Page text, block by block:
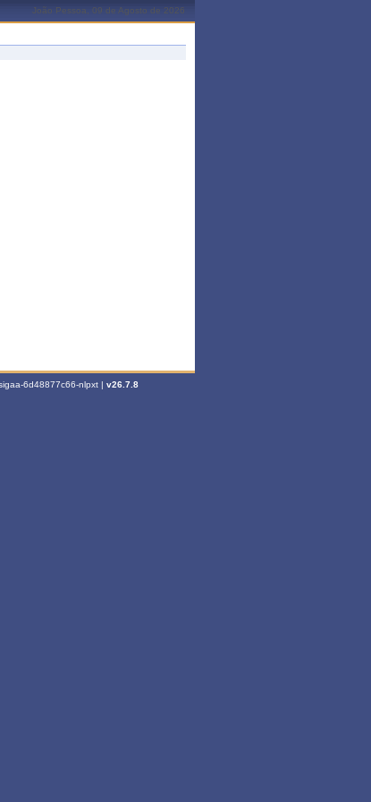
João Pessoa, 09 de Agosto de 2026
6d48877c66-nlpxt | v26.7.8